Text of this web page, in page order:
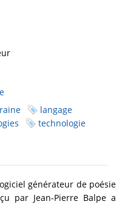
langage
technologie
générateur de poésie
par Jean-Pierre Balpe a